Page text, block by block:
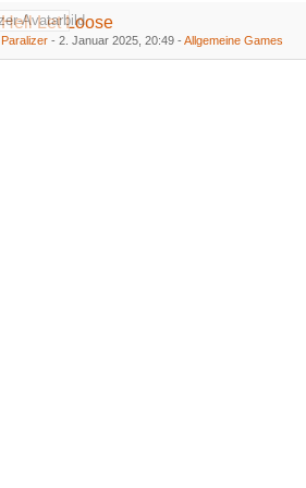
Hell Let Loose
Paralizer -2. Januar 2025, 20:49 -Allgemeine Games